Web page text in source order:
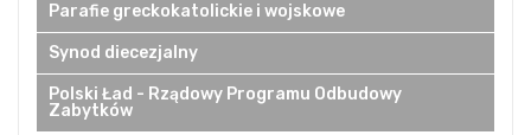
Parafie greckokatolickie i wojskowe
Synod diecezjalny
Polski Ład - Rządowy Programu Odbudowy
Zabytków